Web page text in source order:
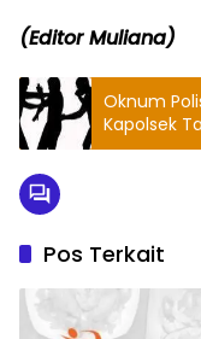
(Editor Muliana)
Oknum
Kapolsek
Pos Terkait